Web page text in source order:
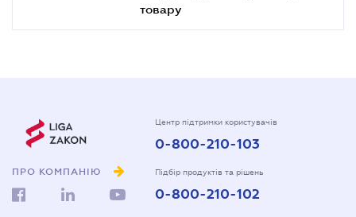
товару
ПРО КОМПАНІЮ
Центр підтримки користувачів
0-800-210-103
Підбір продуктів та рішень
0-800-210-102